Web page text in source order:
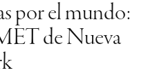
por el mundo:
de Nueva